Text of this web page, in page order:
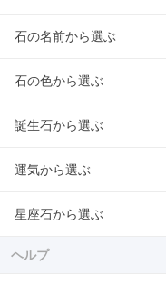
石の名前から選ぶ
石の色から選ぶ
誕生石から選ぶ
運気から選ぶ
星座石から選ぶ
ヘルプ